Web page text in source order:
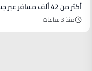
أكثر من 42 ألف مسافر عبر جسر الملك حسين خلال أسبوع
منذ 3 ساعات